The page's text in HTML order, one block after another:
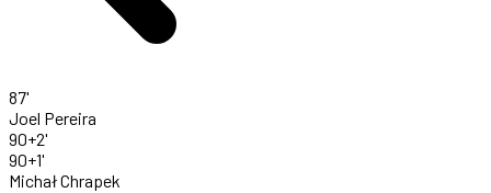
87'
Joel Pereira
90+2'
90+1'
Michał Chrapek